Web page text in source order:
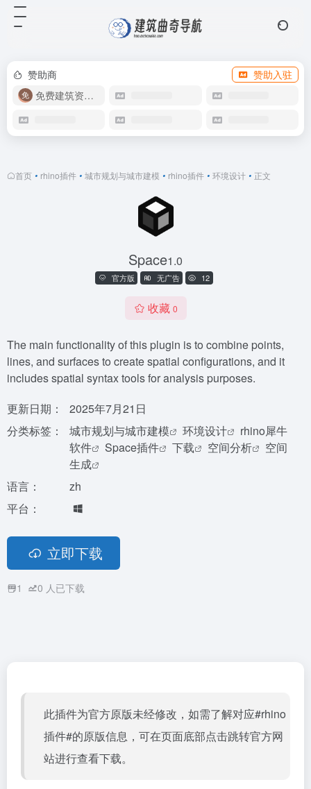
赞助商
赞助入驻
免费建筑资源库
首页 • rhino插件 • 城市规划与城市建模 • rhino插件 • 环境设计 • 正文
Space1.0
官方版 无广告 12
收藏 0
The main functionality of this plugin is to combine points,
lines, and surfaces to create spatial configurations, and it
includes spatial syntax tools for analysis purposes.
更新日期：
2025年7月21日
分类标签：
城市规划与城市建模 环境设计
rhino犀牛
软件
Space插件 下载 空间分析
空间
生成
语言：
zh
平台：
立即下载
1 0 人已下载
此插件为官方原版未经修改，如需了解对应#rhino
插件#的原版信息，可在页面底部点击跳转官方网
站进行查看下载。